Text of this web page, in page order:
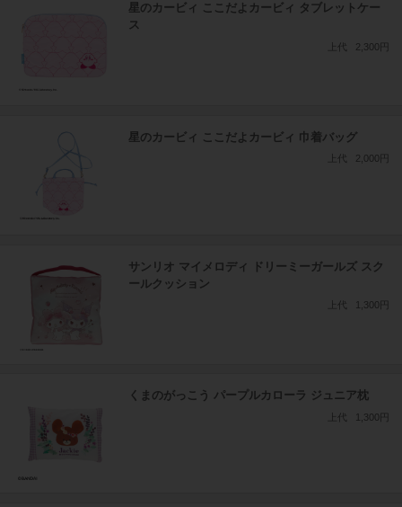
星のカービィ ここだよカービィ タブレットケー
ス
上代 2,300円
星のカービィ ここだよカービィ 巾着バッグ
上代 2,000円
サンリオ マイメロディ ドリーミーガールズ スク
ールクッション
上代 1,300円
くまのがっこう パープルカローラ ジュニア枕
上代 1,300円